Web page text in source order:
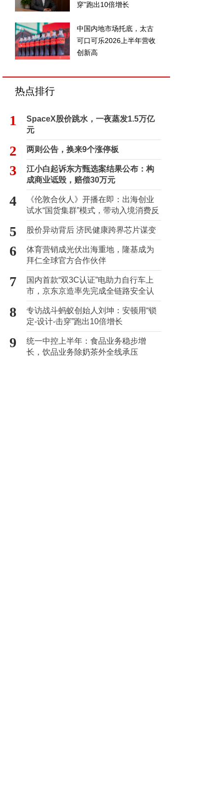
穿”跑出10倍增长
中国内地市场托底，太古
可口可乐2026上半年营收
创新高
热点排行
1
SpaceX股价跳水，一夜蒸发1.5万亿
元
2 两则公告，换来9个涨停板
3
江小白起诉东方甄选案结果公布：构
成商业诋毁，赔偿30万元
4
《伦敦合伙人》开播在即：出海创业
试水“国货集群”模式，带动入境消费反
向种草
5 股价异动背后 济民健康跨界芯片谋变
6
体育营销成光伏出海重地，隆基成为
拜仁全球官方合作伙伴
7
国内首款“双3C认证”电助力自行车上
市，京东京造率先完成全链路安全认
证
8
专访战斗蚂蚁创始人刘坤：安顿用“锁
定-设计-击穿”跑出10倍增长
9
统一中控上半年：食品业务稳步增
长，饮品业务除奶茶外全线承压